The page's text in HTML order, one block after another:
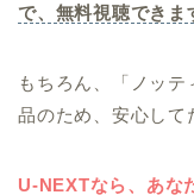
で、無料視聴できま
もちろん、「ノッ
品のため、安心して
U-NEXTなら、あな